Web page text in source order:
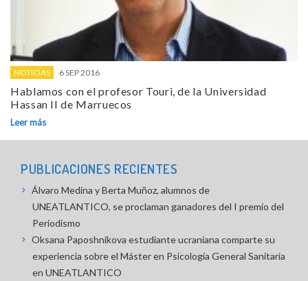
NOTICIAS 6 SEP 2016
Hablamos con el profesor Touri, de la Universidad
Hassan II de Marruecos
Leer más
PUBLICACIONES RECIENTES
Álvaro Medina y Berta Muñoz, alumnos de
UNEATLANTICO, se proclaman ganadores del I premio del
Periodismo
Oksana Paposhnikova estudiante ucraniana comparte su
experiencia sobre el Máster en Psicología General Sanitaria
en UNEATLANTICO